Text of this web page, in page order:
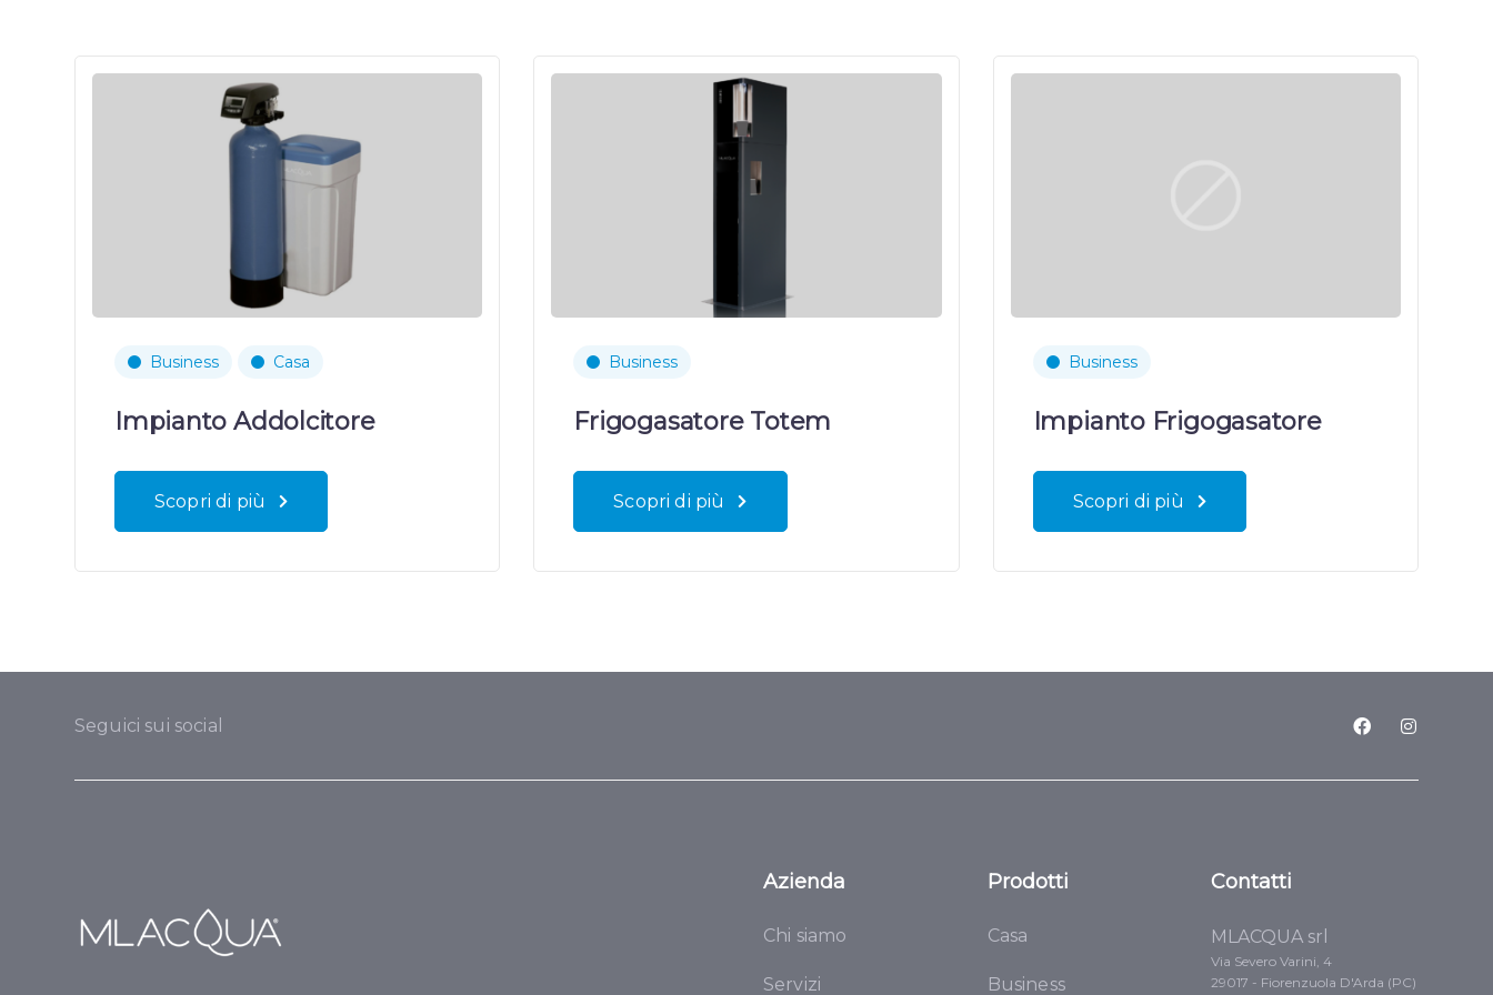
Business Casa
Impianto Addolcitore
Scopri di più
Business
Frigogasatore Totem
Scopri di più
Business
Impianto Frigogasatore
Scopri di più
Seguici sui social
Azienda
Chi siamo
Servizi
Prodotti
Casa
Business
Contatti
MLACQUA srl
Via Severo Varini, 4
29017 - Fiorenzuola D'Arda (PC)